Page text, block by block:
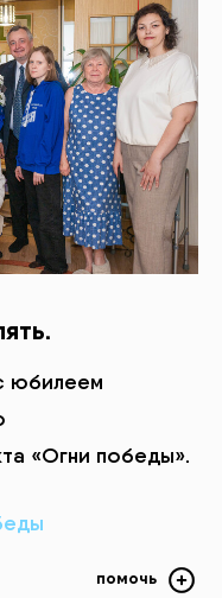
юбилеем
«Огни победы».
помочь